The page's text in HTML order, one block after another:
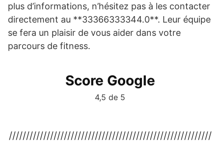
plus d’informations, n’hésitez pas à les contacter
directement au **33366333344.0**. Leur équipe
se fera un plaisir de vous aider dans votre
parcours de fitness.
Score Google
4,5 de 5
///////////////////////////////////////////////////////////